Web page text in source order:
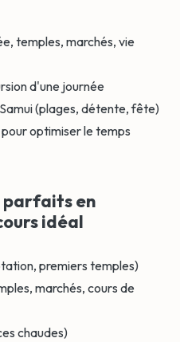
temples, marchés, vie
d'une journée
(plages, détente, fête)
optimiser le temps
parfaits en
idéal
premiers temples)
marchés, cours de
chaudes)